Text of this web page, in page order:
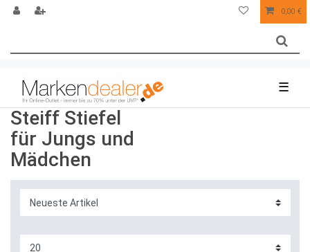
0,00 €
☰
Steiff Stiefel
für Jungs und
Mädchen